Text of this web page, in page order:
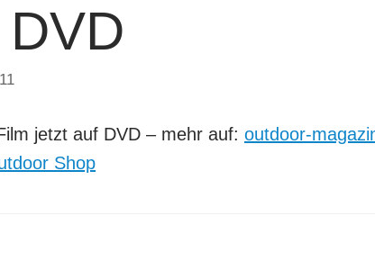
jetzt auf DVD – mehr auf: outdoor-
Shop